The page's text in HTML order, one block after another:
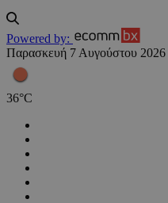
Powered by:
Παρασκευή 7 Αυγούστου 2026
36°C